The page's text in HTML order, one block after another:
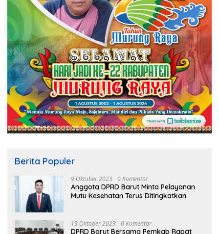
Berita Populer
9 Oktober 2023 0 Komentar
Anggota DPRD Barut Minta Pelayanan
Mutu Kesehatan Terus Ditingkatkan
13 Oktober 2023 0 Komentar
DPRD Barut Bersama Pemkab Rapat